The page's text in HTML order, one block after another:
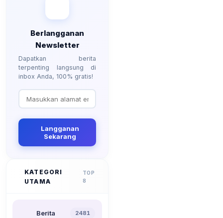
Berlangganan
Newsletter
Dapatkan berita
terpenting langsung di
inbox Anda, 100% gratis!
Langganan
Sekarang
KATEGORI
UTAMA
TOP
8
Berita 2481